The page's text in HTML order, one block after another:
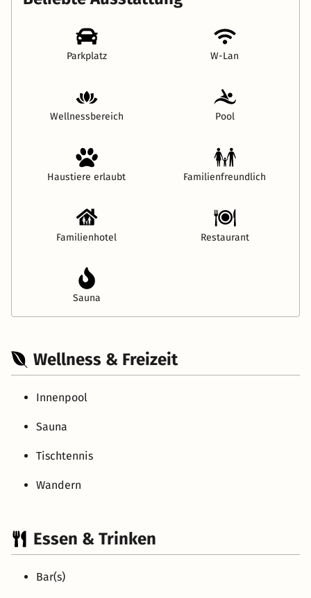
Parkplatz W-Lan
Wellnessbereich Pool
Haustiere erlaubt Familienfreundlich
Familienhotel Restaurant
Sauna
Wellness & Freizeit
Innenpool
Sauna
Tischtennis
Wandern
Essen & Trinken
Bar(s)